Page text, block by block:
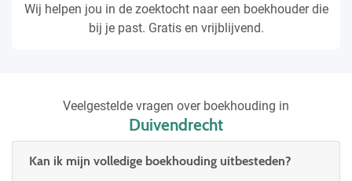
Wij helpen jou in de zoektocht naar een boekhouder die
bij je past. Gratis en vrijblijvend.
Veelgestelde vragen over boekhouding in
Duivendrecht
Kan ik mijn volledige boekhouding uitbesteden?